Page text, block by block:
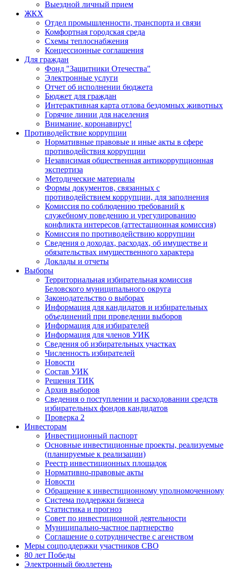
Выездной личный прием
ЖКХ
Отдел промышленности, транспорта и связи
Комфортная городская среда
Схемы теплоснабжения
Концессионные соглашения
Для граждан
Фонд "Защитники Отечества"
Электронные услуги
Отчет об исполнении бюджета
Бюджет для граждан
Интерактивная карта отлова бездомных животных
Горячие линии для населения
Внимание, коронавирус!
Противодействие коррупции
Нормативные правовые и иные акты в сфере
противодействия коррупции
Независимая общественная антикоррупционная
экспертиза
Методические материалы
Формы документов, связанных с
противодействием коррупции, для заполнения
Комиссия по соблюдению требований к
служебному поведению и урегулированию
конфликта интересов (аттестационная комиссия)
Комиссия по противодействию коррупции
Сведения о доходах, расходах, об имуществе и
обязательствах имущественного характера
Доклады и отчеты
Выборы
Территориальная избирательная комиссия
Беловского муниципального округа
Законодательство о выборах
Информация для кандидатов и избирательных
объединений при проведении выборов
Информация для избирателей
Информация для членов УИК
Сведения об избирательных участках
Численность избирателей
Новости
Состав УИК
Решения ТИК
Архив выборов
Сведения о поступлении и расходовании средств
избирательных фондов кандидатов
Проверка 2
Инвесторам
Инвестиционный паспорт
Основные инвестиционные проекты, реализуемые
(планируемые к реализации)
Реестр инвестиционных площадок
Нормативно-правовые акты
Новости
Обращение к инвестиционному уполномоченному
Система поддержки бизнеса
Статистика и прогноз
Совет по инвестиционной деятельности
Муниципально-частное партнерство
Соглашение о сотрудничестве с агенством
Меры соцподдержки участников СВО
80 лет Победы
Электронный бюллетень